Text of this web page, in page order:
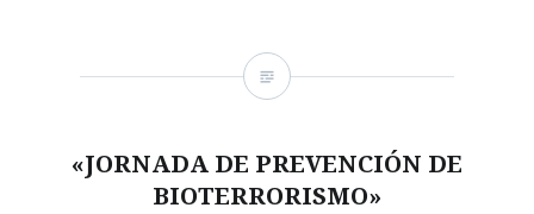
«JORNADA DE PREVENCIÓN DE
BIOTERRORISMO»